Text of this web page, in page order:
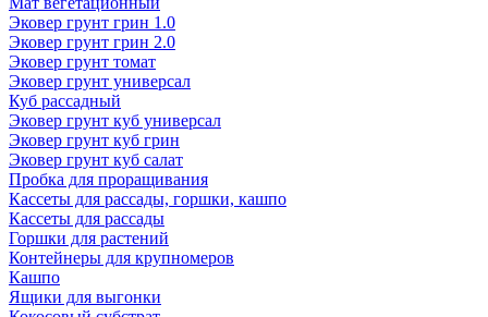
Эковер грунт грин 1.0
Эковер грунт грин 2.0
Эковер грунт томат
Эковер грунт универсал
Куб рассадный
Эковер грунт куб универсал
Эковер грунт куб грин
Эковер грунт куб салат
Пробка для проращивания
Кассеты для рассады, горшки, кашпо
Кассеты для рассады
Горшки для растений
Контейнеры для крупномеров
Кашпо
Ящики для выгонки